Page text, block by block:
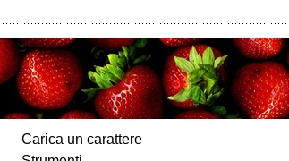
Carica un carattere